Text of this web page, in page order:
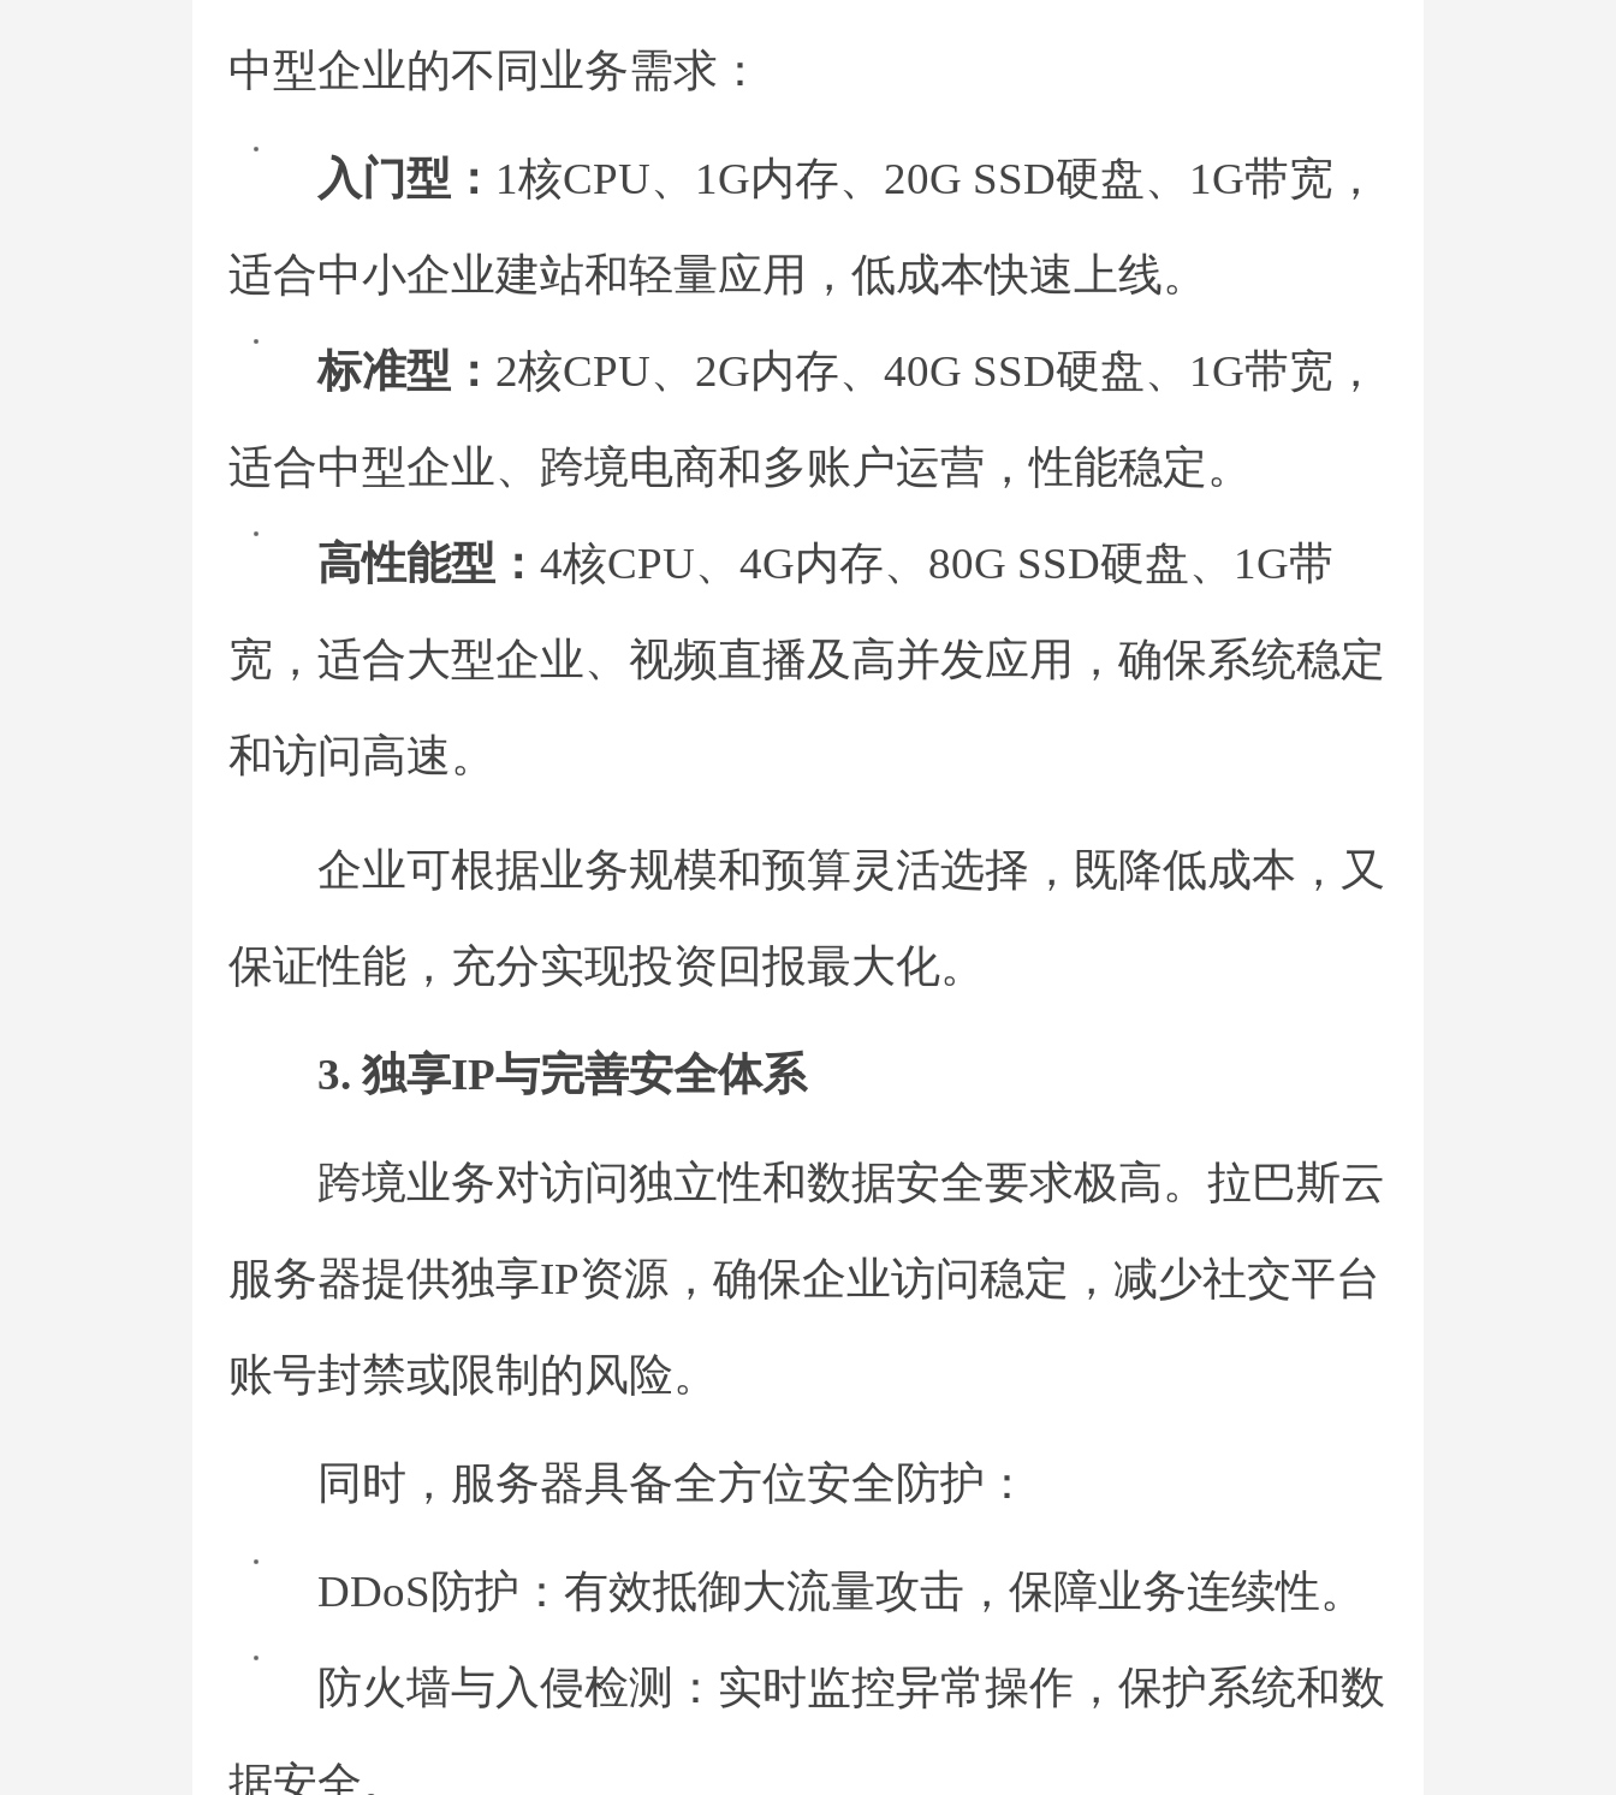
中型企业的不同业务需求：
入门型： 1核CPU、1G内存、20G SSD硬盘、1G带宽，
适合中小企业建站和轻量应用，低成本快速上线。
标准型： 2核CPU、2G内存、40G SSD硬盘、1G带宽，
适合中型企业、跨境电商和多账户运营，性能稳定。
高性能型： 4核CPU、4G内存、80G SSD硬盘、1G带
宽，适合大型企业、视频直播及高并发应用，确保系统稳定
和访问高速。
企业可根据业务规模和预算灵活选择，既降低成本，又
保证性能，充分实现投资回报最大化。
3. 独享IP与完善安全体系
跨境业务对访问独立性和数据安全要求极高。拉巴斯云
服务器提供独享IP资源，确保企业访问稳定，减少社交平台
账号封禁或限制的风险。
同时，服务器具备全方位安全防护：
DDoS防护：有效抵御大流量攻击，保障业务连续性。
防火墙与入侵检测：实时监控异常操作，保护系统和数
据安全。